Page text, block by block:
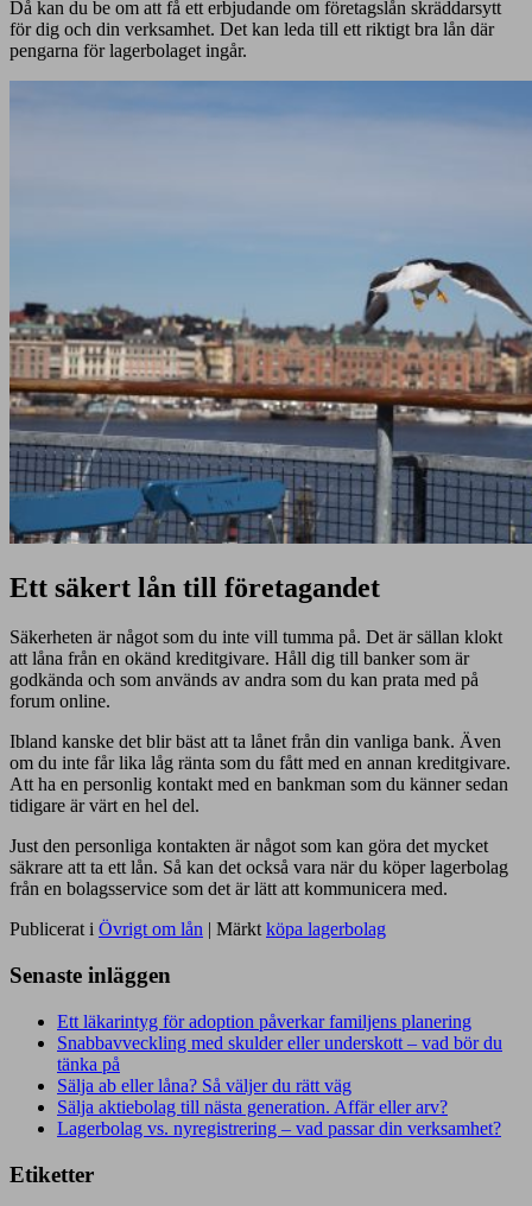
Då kan du be om att få ett erbjudande om företagslån skräddarsytt
för dig och din verksamhet. Det kan leda till ett riktigt bra lån där
pengarna för lagerbolaget ingår.
Ett säkert lån till företagandet
Säkerheten är något som du inte vill tumma på. Det är sällan klokt
att låna från en okänd kreditgivare. Håll dig till banker som är
godkända och som används av andra som du kan prata med på
forum online.
Ibland kanske det blir bäst att ta lånet från din vanliga bank. Även
om du inte får lika låg ränta som du fått med en annan kreditgivare.
Att ha en personlig kontakt med en bankman som du känner sedan
tidigare är värt en hel del.
Just den personliga kontakten är något som kan göra det mycket
säkrare att ta ett lån. Så kan det också vara när du köper lagerbolag
från en bolagsservice som det är lätt att kommunicera med.
Publicerat i Övrigt om lån | Märkt köpa lagerbolag
Senaste inläggen
Ett läkarintyg för adoption påverkar familjens planering
Snabbavveckling med skulder eller underskott – vad bör du
tänka på
Sälja ab eller låna? Så väljer du rätt väg
Sälja aktiebolag till nästa generation. Affär eller arv?
Lagerbolag vs. nyregistrering – vad passar din verksamhet?
Etiketter